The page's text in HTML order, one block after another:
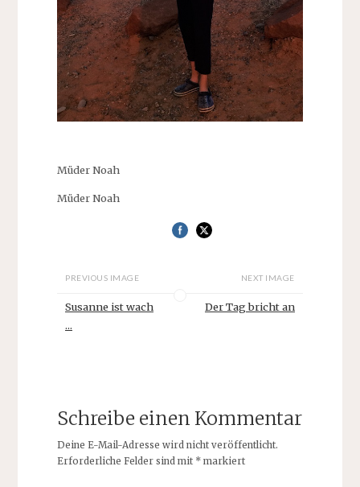
Müder Noah
Müder Noah
PREVIOUS IMAGE
Susanne ist wach
...
NEXT IMAGE
Der Tag bricht an
Schreibe einen Kommentar
Deine E-Mail-Adresse wird nicht veröffentlicht.
Erforderliche Felder sind mit *markiert